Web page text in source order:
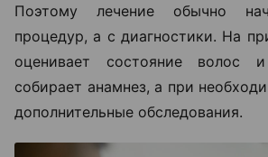
Поэтому лечение обычно
процедур, а с диагностики. На
оценивает состояние волос
собирает анамнез, а при
дополнительные обследования.